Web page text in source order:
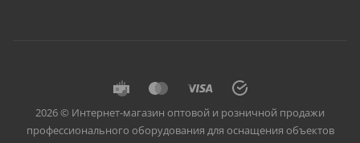
2026 © Интернет-магазин оптовой и розничной продажи
профессионального оборудования для оснащения объектов